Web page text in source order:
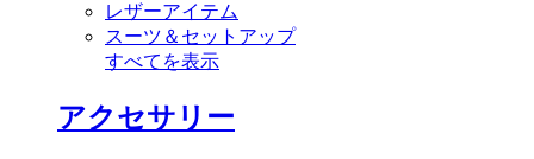
レザーアイテム
スーツ＆セットアップ
すべてを表示
アクセサリー